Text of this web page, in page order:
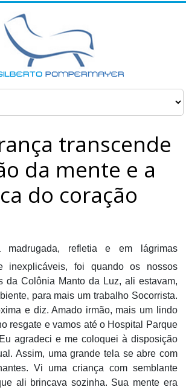
transcende
da mente e a
do coração
refletia e em lágrimas
inexplicáveis, foi quando os nossos
da Colônia Manto da Luz, ali estavam,
para mais um trabalho Socorrista.
e diz. Amado irmão, mais um lindo
resgate e vamos até o Hospital Parque
agradeci e me coloquei à disposição
Assim, uma grande tela se abre com
Vi uma criança com semblante
ali brincava sozinha. Sua mente era